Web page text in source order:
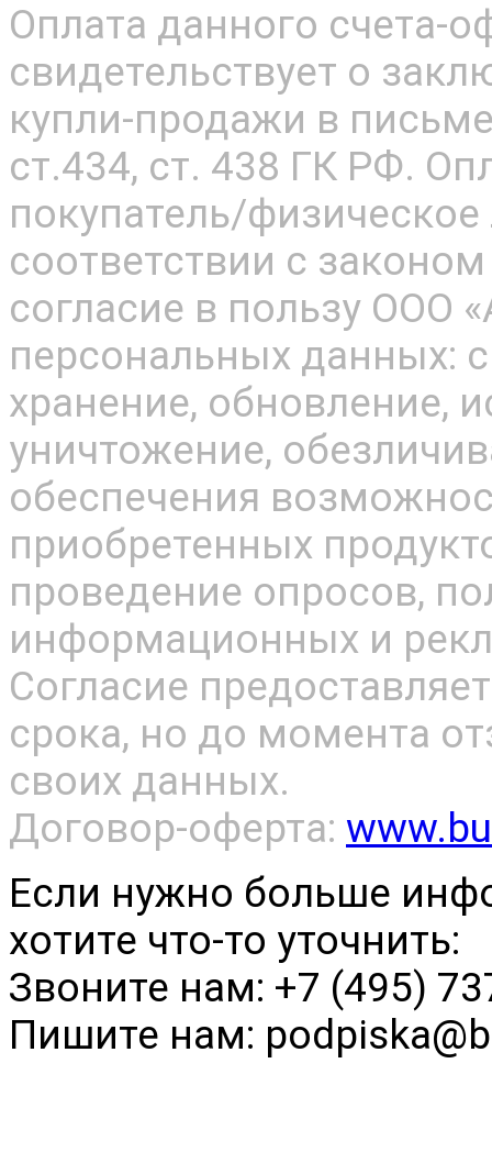
Оплата данного счета-
свидетельствует о
купли-продажи в
ст.434, ст. 438 ГК РФ.
покупатель/
соответствии с
согласие в пользу ООО
персональных данных:
хранение, обновление,
уничтожение,
обеспечения
приобретенных
проведение опросов,
информационных и
Согласие
срока, но до момента
своих данных.
Договор-оферта:
Если нужно больше
хотите что-то уточнить:
Звоните нам: +7 (495)
Пишите нам: